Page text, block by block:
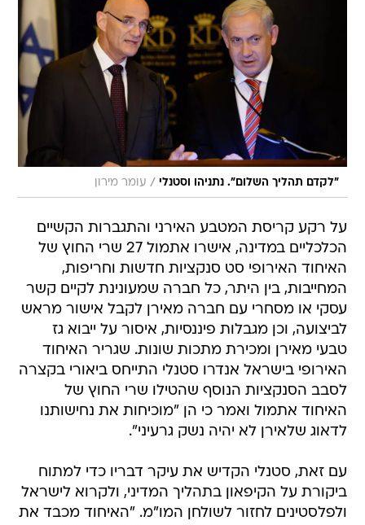
"לקדם תהליך השלום". נתניהו וסטנלי / עומר מירון
על רקע קריסת המטבע האירני והתגברות הקשיים
הכלכליים במדינה, אישרו אתמול 27 שרי החוץ של
האיחוד האירופי סט סנקציות חדשות וחריפות,
המחייבות, בין היתר, כל חברה שמעונינת לקיים קשר
עסקי או מסחרי עם חברה מאירן לקבל אישור מראש
לביצועה, וכן מגבלות פיננסיות, איסור על ייבוא גז
טבעי מאירן ומכירת מתכות שונות. שגריר האיחוד
האירופי בישראל אנדרו סטנלי התייחס ביאורי בקצרה
לסבב הסנקציות הנוסף שהטילו שרי החוץ של
האיחוד אתמול ואמר כי הן "מוכיחות את נחישותנו
לדאוג שלאירן לא יהיה נשק גרעיני".
עם זאת, סטנלי הקדיש את עיקר דבריו כדי למתוח
ביקורת על הקיפאון בתהליך המדיני, ולקרוא לישראל
ולפלסטינים לחזור לשולחן המו"מ. "האיחוד מכבד את